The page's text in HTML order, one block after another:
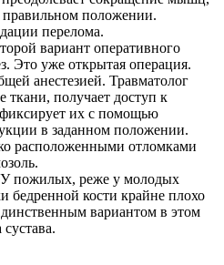
правильном положении.
перелома.
вариант оперативного
Это уже открытая операция.
анестезией. Травматолог
ткани, получает доступ к
их с помощью
в заданном положении.
расположенными отломками
У пожилых, реже у молодых
бедренной кости крайне плохо
вариантом в этом
сустава.